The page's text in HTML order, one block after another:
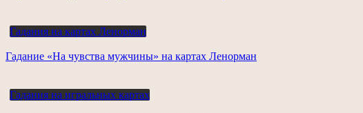
Гадания на картах Ленорман
Гадание «На чувства мужчины» на картах Ленорман
Гадания на игральных картах